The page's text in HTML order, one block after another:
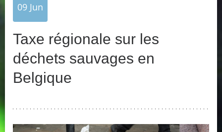
09 Jun
Taxe régionale sur les
déchets sauvages en
Belgique